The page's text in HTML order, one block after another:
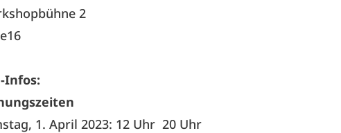
2
Infos:
1. April 2023: 12 Uhr 20 Uhr